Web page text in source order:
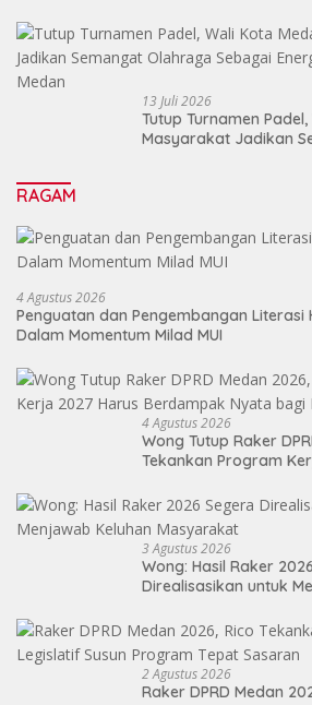
13 Juli 2026
Tutup Turnamen
Masyarakat Jadikan
RAGAM
4 Agustus 2026
Penguatan dan Pengembangan Literasi
Dalam Momentum Milad MUI
4 Agustus 2026
Wong Tutup Raker
Tekankan Program
3 Agustus 2026
Wong: Hasil Raker
Direalisasikan untuk
2 Agustus 2026
Raker DPRD Medan